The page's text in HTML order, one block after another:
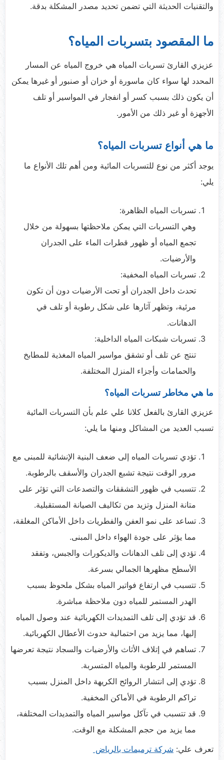
والتقنيات الحديثة التي تضمن تحديد مصدر المشكلة بدقة.
ما المقصود بتسربات المياه؟
عزيزي القارئ تسربات المياه هي خروج المياه عن المسار
المحدد لها سواء كان ماسورة أو خزان أو صنبور أو غيرها يمكن
أن يكون ذلك بسبب كسر أو انفجار في المواسير أو تلف
الأجهزة أو غير ذلك من الأمور.
ما هي أنواع تسربات المياه؟
يوجد أكثر من نوع للتسربات المائية ومن أهم تلك الأنواع ما
يلي:
تسربات المياه الظاهرة:
وهي التسربات التي يمكن ملاحظتها بسهولة من خلال
تجمع المياه أو ظهور قطرات الماء على الجدران
والأرضيات.
تسربات المياه المخفية:
تحدث داخل الجدران أو تحت الأرضيات دون أن تكون
مرئية، وتظهر آثارها على شكل رطوبة أو تلف في
الدهانات.
تسربات شبكات المياه الداخلية:
تنتج عن تلف أو تشقق مواسير المياه المغذية للمطابخ
والحمامات وأجزاء المنزل المختلفة.
ما هي مخاطر تسربات المياه؟
عزيزي القارئ بالفعل كلانا علي علم بأن التسربات المائية
تسبب العديد من المشاكل ومنها ما يلي:
تؤدي تسربات المياه إلى ضعف البنية الإنشائية للمبنى مع
مرور الوقت نتيجة تشبع الجدران والأسقف بالرطوبة.
تتسبب في ظهور التشققات والتصدعات التي تؤثر على
متانة المنزل وتزيد من تكاليف الصيانة المستقبلية.
تساعد على نمو العفن والفطريات داخل الأماكن المغلقة،
مما يؤثر على جودة الهواء داخل المبنى.
تؤدي إلى تلف الدهانات والديكورات والجبس، وتفقد
الأسطح مظهرها الجمالي بسرعة.
تتسبب في ارتفاع فواتير المياه بشكل ملحوظ بسبب
الهدر المستمر للمياه دون ملاحظة مباشرة.
قد تؤدي إلى تلف التمديدات الكهربائية عند وصول المياه
إليها، مما يزيد من احتمالية حدوث الأعطال الكهربائية.
تساهم في إتلاف الأثاث والأرضيات والسجاد نتيجة تعرضها
المستمر للرطوبة والمياه المتسربة.
تؤدي إلى انتشار الروائح الكريهة داخل المنزل بسبب
تراكم الرطوبة في الأماكن المخفية.
قد تتسبب في تآكل مواسير المياه والتمديدات المختلفة،
مما يزيد من حجم المشكلة مع الوقت.
تعرف علي: شركة ترميمات بالرياض